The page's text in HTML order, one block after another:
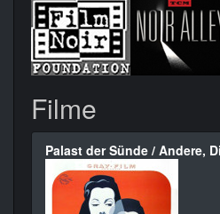
Filme
Palast der Sünde / Andere,